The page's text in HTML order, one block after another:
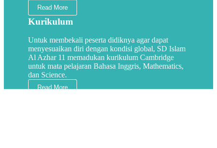
Read More
Kurikulum
Untuk membekali peserta didiknya agar dapat
menyesuaikan diri dengan kondisi global, SD Islam
Al Azhar 11 memadukan kurikulum Cambridge
untuk mata pelajaran Bahasa Inggris, Mathematics,
dan Science.
Read More